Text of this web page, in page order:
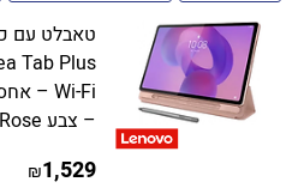
– צבע Sand Rose
1,529
₪